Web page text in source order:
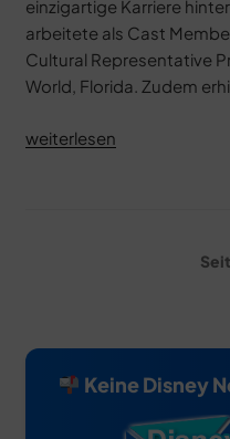
einzigartige Karriere
arbeitete als Cast
Cultural Representative
World, Florida. Zudem
„LEGO
weiterlesen
Keine Disney